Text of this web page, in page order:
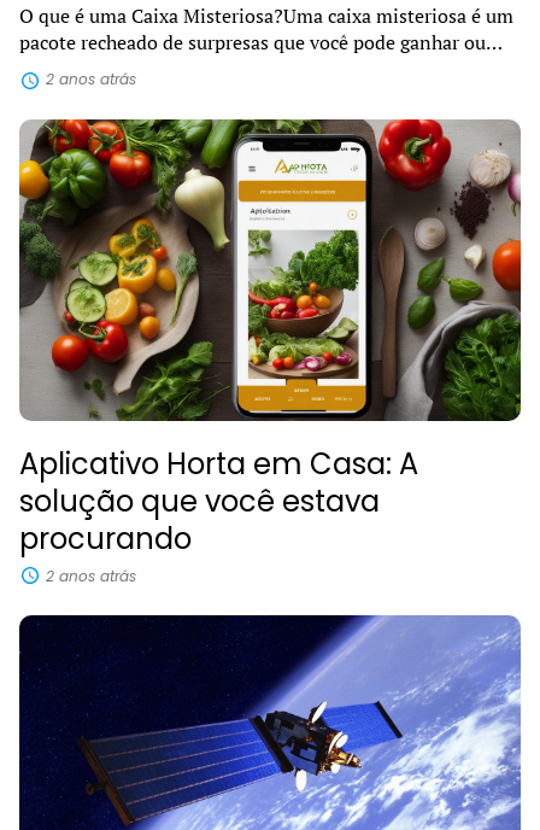
O que é uma Caixa Misteriosa?Uma caixa misteriosa é um
pacote recheado de surpresas que você pode ganhar ou
comprar e receber diretamente na sua casa. Dentro dela,
podem estar escondidos diver...
2 anos atrás
Aplicativo Horta em Casa: A
solução que você estava
procurando
2 anos atrás